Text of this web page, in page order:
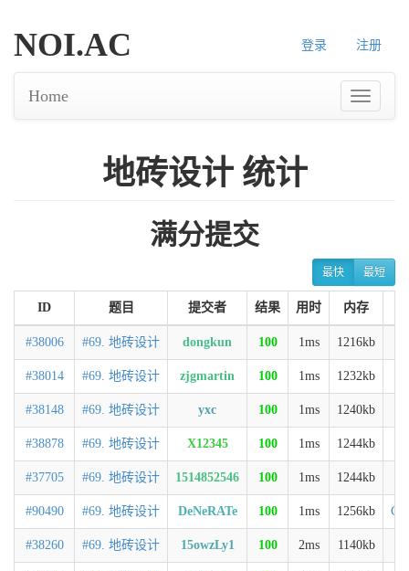
登录 注册
NOI.AC
Home
地砖设计 统计
满分提交
最快 最短
ID 题目 提交者 结果 用时 内存
#38006 #69. 地砖设计 dongkun 100 1ms 1216kb
#38014 #69. 地砖设计 zjgmartin 100 1ms 1232kb
#38148 #69. 地砖设计 yxc 100 1ms 1240kb
#38878 #69. 地砖设计 X12345 100 1ms 1244kb
#37705 #69. 地砖设计 1514852546 100 1ms 1244kb
#90490 #69. 地砖设计 DeNeRATe 100 1ms 1256kb
#38260 #69. 地砖设计 15owzLy1 100 2ms 1140kb